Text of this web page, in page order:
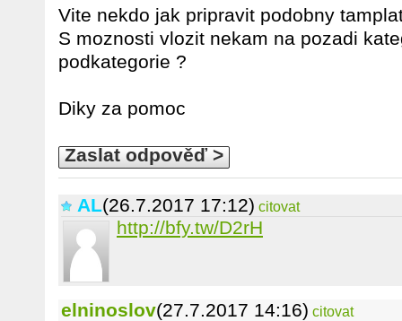
Vite nekdo jak pripravit podobny
S moznosti vlozit nekam na pozadi
podkategorie ?
Diky za pomoc
Zaslat odpověď >
AL(26.7.2017 17:12) citovat
http://bfy.tw/D2rH
elninoslov(27.7.2017 14:16) citovat